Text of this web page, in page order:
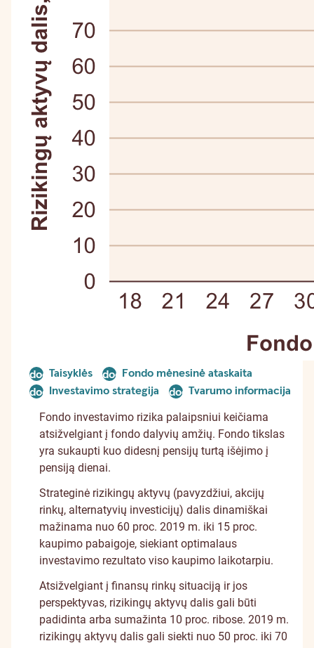
document
Taisyklės document
Fondo mėnesinė ataskaita
document
Investavimo strategija document
Tvarumo informacija
Fondo investavimo rizika palaipsniui keičiama
atsižvelgiant į fondo dalyvių amžių. Fondo tikslas
yra sukaupti kuo didesnį pensijų turtą išėjimo į
pensiją dienai.
Strateginė rizikingų aktyvų (pavyzdžiui, akcijų
rinkų, alternatyvių investicijų) dalis dinamiškai
mažinama nuo 60 proc. 2019 m. iki 15 proc.
kaupimo pabaigoje, siekiant optimalaus
investavimo rezultato viso kaupimo laikotarpiu.
Atsižvelgiant į finansų rinkų situaciją ir jos
perspektyvas, rizikingų aktyvų dalis gali būti
padidinta arba sumažinta 10 proc. ribose. 2019 m.
rizikingų aktyvų dalis gali siekti nuo 50 proc. iki 70